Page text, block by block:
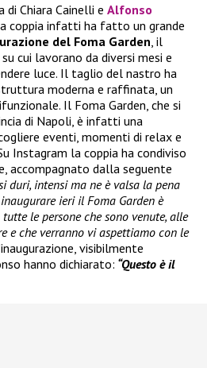
Chiara Cainelli e Alfonso
coppia infatti ha fatto un grande
del Foma Garden , il
cui lavorano da diversi mesi e
luce. Il taglio del nastro ha
moderna e raffinata, un
Il Foma Garden, che si
di Napoli, è infatti una
eventi, momenti di relax e
Instagram la coppia ha condiviso
accompagnato dalla seguente
duri, intensi ma ne è valsa la pena
ieri il Foma Garden è
le persone che sono venute, alle
e che verranno vi aspettiamo con le
visibilmente
hanno dichiarato: “Questo è il